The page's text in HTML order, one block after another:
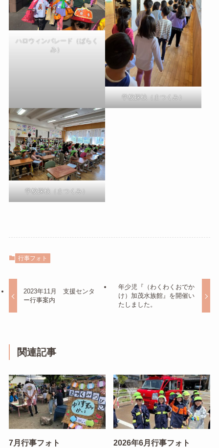
ハロウィンパレード（ばらく
み）
学校探検（まつくみ）
学校探検（まつくみ）
行事フォト
2023年11月 支援センタ
ー行事案内
年少児『（わくわくおでか
け）加茂水族館』を開催い
たしました。
関連記事
7月行事フォト 2026年6月行事フォト